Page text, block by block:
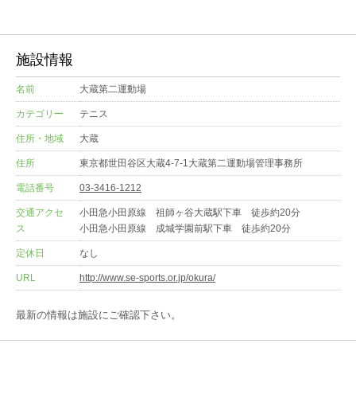
施設情報
名前 大蔵第二運動場
カテゴリー テニス
住所・地域 大蔵
住所 東京都世田谷区大蔵4-7-1大蔵第二運動場管理事務所
電話番号 03-3416-1212
交通アクセ
ス
小田急小田原線 祖師ヶ谷大蔵駅下車 徒歩約20分
小田急小田原線 成城学園前駅下車 徒歩約20分
定休日 なし
URL http://www.se-sports.or.jp/okura/
最新の情報は施設にご確認下さい。